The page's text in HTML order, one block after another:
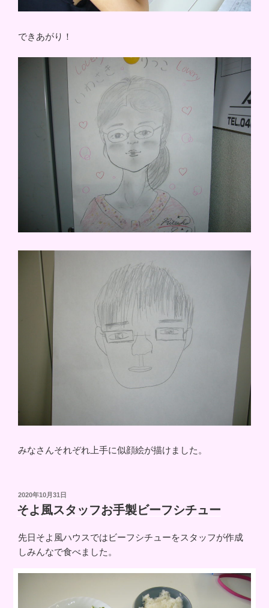
できあがり！
みなさんそれぞれ上手に似顔絵が描けました。
投
稿
日:
2020年10月31日
そよ風スタッフお手製ビーフシチュー
先日そよ風ハウスではビーフシチューをスタッフが作成
しみんなで食べました。